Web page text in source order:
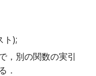
ト);
，別の関数の実引
．